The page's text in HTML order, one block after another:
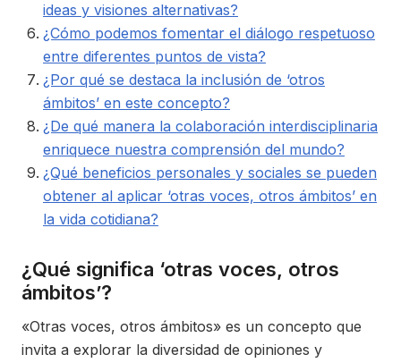
ideas y visiones alternativas?
¿Cómo podemos fomentar el diálogo respetuoso
entre diferentes puntos de vista?
¿Por qué se destaca la inclusión de ‘otros
ámbitos’ en este concepto?
¿De qué manera la colaboración interdisciplinaria
enriquece nuestra comprensión del mundo?
¿Qué beneficios personales y sociales se pueden
obtener al aplicar ‘otras voces, otros ámbitos’ en
la vida cotidiana?
¿Qué significa ‘otras voces, otros
ámbitos’?
«Otras voces, otros ámbitos» es un concepto que
invita a explorar la diversidad de opiniones y